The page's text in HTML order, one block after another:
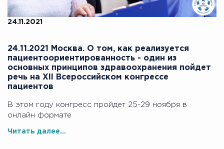
24.11.2021
24.11.2021 Москва. О том, как реализуется
пациентоориентированность - один из
основных принципов здравоохранения пойдет
речь на XII Всероссийском конгрессе
пациентов
В этом году конгресс пройдет 25-29 ноября в
онлайн формате
Читать далее...